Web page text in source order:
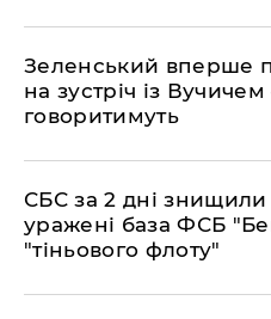
​Зеленський вперше
на зустріч із
говоритимуть
​СБС за 2 дні знищили
уражені база ФСБ
"тіньового флоту"